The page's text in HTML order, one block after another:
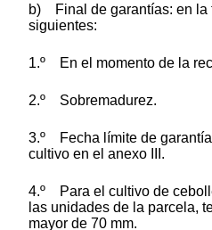
b) Final de garantías: en la
siguientes:
1.º En el momento de la
2.º Sobremadurez.
3.º Fecha límite de
cultivo en el anexo III.
4.º Para el cultivo de
las unidades de la parcela,
mayor de 70 mm.